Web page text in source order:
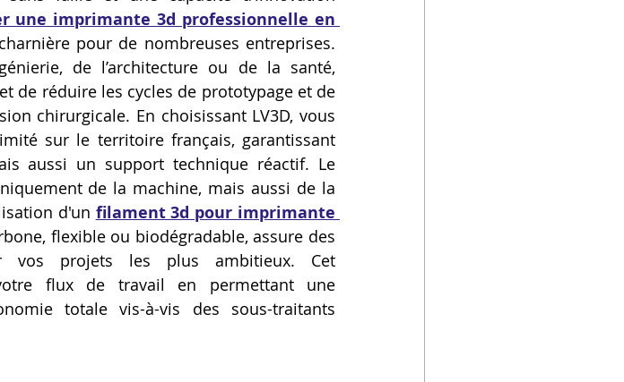
3D en ligne. Formation 3D CPF CREALITY,
Service administratif en ligne Secrétaire en Ligne
HI combo Filament PETG
une imprimante 3d professionnelle en
pour de nombreuses entreprises.
de l’architecture ou de la santé,
de réduire les cycles de prototypage et de
chirurgicale. En choisissant LV3D, vous
sur le territoire français, garantissant
aussi un support technique réactif. Le
de la machine, mais aussi de la
d'un filament 3d pour imprimante
flexible ou biodégradable, assure des
vos projets les plus ambitieux. Cet
flux de travail en permettant une
totale vis-à-vis des sous-traitants